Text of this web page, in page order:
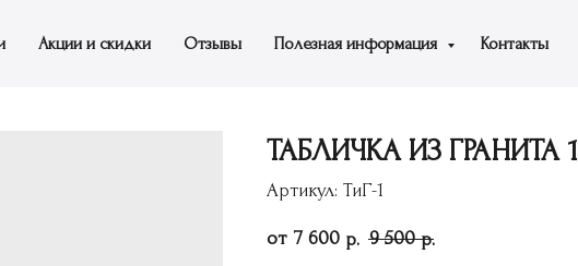
Акции и скидки Отзывы Полезная информация Контакты
ТАБЛИЧКА ИЗ ГРАНИТА 1
Артикул: ТиГ-1
7 600 р. 9 500 р.